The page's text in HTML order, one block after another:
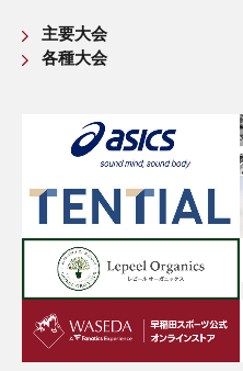
主要大会
各種大会